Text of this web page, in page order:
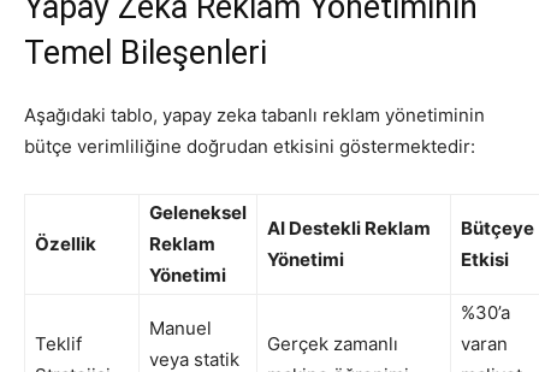
Temel Bileşenleri
Aşağıdaki tablo, yapay zeka tabanlı reklam yönetiminin
bütçe verimliliğine doğrudan etkisini göstermektedir:
Özellik
Geleneksel
Reklam
Yönetimi
AI Destekli Reklam
Yönetimi
Bütçeye
Etkisi
Teklif
Manuel
veya statik
Gerçek zamanlı
%30’a
varan